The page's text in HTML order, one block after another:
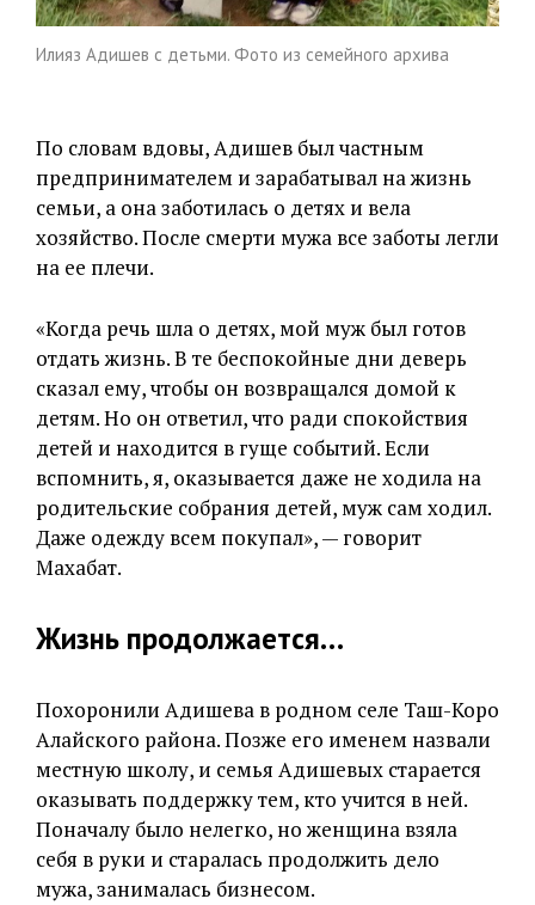
Илияз Адишев с детьми. Фото из семейного архива
По словам вдовы, Адишев был частным
предпринимателем и зарабатывал на жизнь
семьи, а она заботилась о детях и вела
хозяйство. После смерти мужа все заботы легли
на ее плечи.
«Когда речь шла о детях, мой муж был готов
отдать жизнь. В те беспокойные дни деверь
сказал ему, чтобы он возвращался домой к
детям. Но он ответил, что ради спокойствия
детей и находится в гуще событий. Если
вспомнить, я, оказывается даже не ходила на
родительские собрания детей, муж сам ходил.
Даже одежду всем покупал», — говорит
Махабат.
Жизнь продолжается…
Похоронили Адишева в родном селе Таш-Коро
Алайского района. Позже его именем назвали
местную школу, и семья Адишевых старается
оказывать поддержку тем, кто учится в ней.
Поначалу было нелегко, но женщина взяла
себя в руки и старалась продолжить дело
мужа, занималась бизнесом.